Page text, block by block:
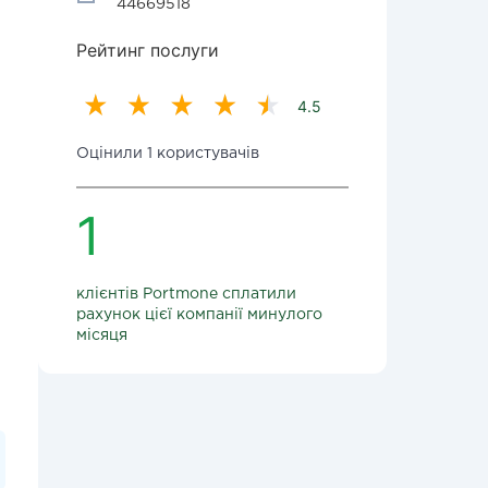
44669518
Рейтинг послуги
4.5
Оцінили 1 користувачів
1
клієнтів Portmone сплатили
рахунок цієї компанії минулого
місяця